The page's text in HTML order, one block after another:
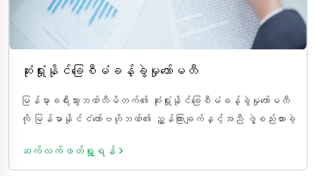
ဆုံးရှုံးနိုင်ခြေစီမံခန့်ခွဲမှုကော်မတီ
မြန်မာ့ခရီးသွားဘဏ်လီမိတက်၏ ဆုံးရှုံးနိုင်ခြေစီမံခန့်ခွဲမှုကော်မတီ
ကို မြန်မာနိုင်ငံတော်ဗဟိုဘဏ်၏ ညွှန်ကြားချက်နှင့်အညီ ဖွဲ့စည်းထားခဲ့
ဆက်လက်ဖတ်ရှု့ရန်